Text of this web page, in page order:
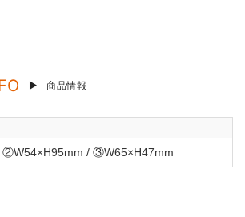
商品情報
/ ③W65×H47mm